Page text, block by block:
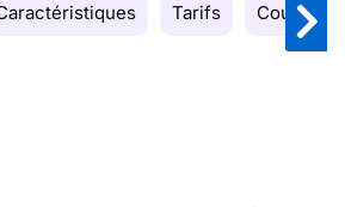
Tarifs Couleurs